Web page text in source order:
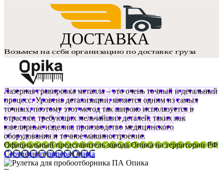
Лазерная гравировка металла – это очень точный и детальный
процесс. Уровень детализации, является одним из самых
точных, поэтому этот метод так широко используется в
отраслях, требующих мельчайших деталей, таких как
ювелирные изделия, производство медицинского
оборудования и точное машиностроение.
Официальный представитель завода Опика на территории РФ
Сертификат дилера Опика